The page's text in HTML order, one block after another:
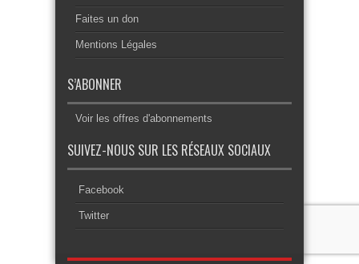
Faites un don
Mentions Légales
S’ABONNER
Voir les offres d'abonnements
SUIVEZ-NOUS SUR LES RÉSEAUX SOCIAUX
Facebook
Twitter